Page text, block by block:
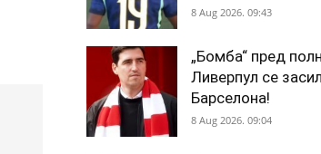
8 Aug 2026. 09:43
„Бомба“ пред
Ливерпул се
Барселона!
8 Aug 2026. 09:04